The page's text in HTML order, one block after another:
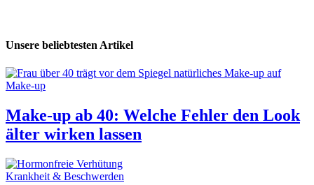
Unsere beliebtesten Artikel
Make-up
Make-up ab 40: Welche Fehler den Look
älter wirken lassen
Krankheit & Beschwerden